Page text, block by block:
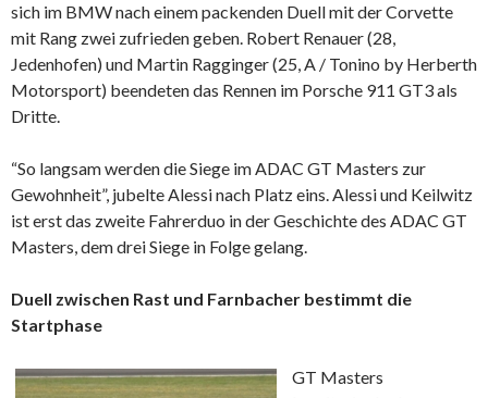
sich im BMW nach einem packenden Duell mit der Corvette
mit Rang zwei zufrieden geben. Robert Renauer (28,
Jedenhofen) und Martin Ragginger (25, A / Tonino by Herberth
Motorsport) beendeten das Rennen im Porsche 911 GT3 als
Dritte.
“So langsam werden die Siege im ADAC GT Masters zur
Gewohnheit”, jubelte Alessi nach Platz eins. Alessi und Keilwitz
ist erst das zweite Fahrerduo in der Geschichte des ADAC GT
Masters, dem drei Siege in Folge gelang.
Duell zwischen Rast und Farnbacher bestimmt die
Startphase
GT Masters